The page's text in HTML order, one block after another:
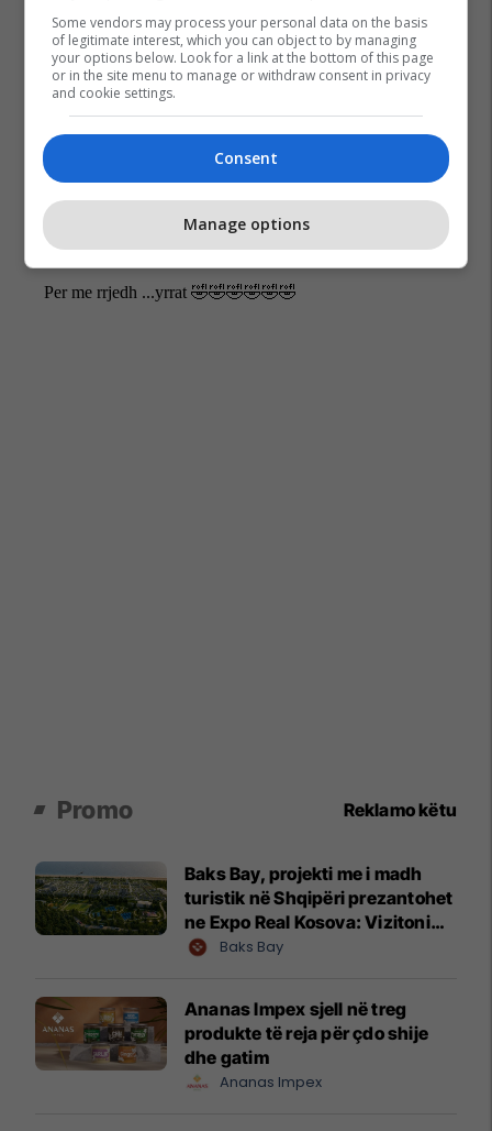
Filtrumi Buza Gavra Hunda
Promo Reklamo këtu
Baks Bay, projekti me i madh
turistik në Shqipëri prezantohet
ne Expo Real Kosova: Vizitoni
shtandin dhe zbuloni
Baks Bay
Ananas Impex sjell në treg
produkte të reja për çdo shije
dhe gatim
Ananas Impex
Some vendors may process your personal data on the basis
of legitimate interest, which you can object to by managing
your options below. Look for a link at the bottom of this page
or in the site menu to manage or withdraw consent in privacy
and cookie settings.
Consent
Manage options